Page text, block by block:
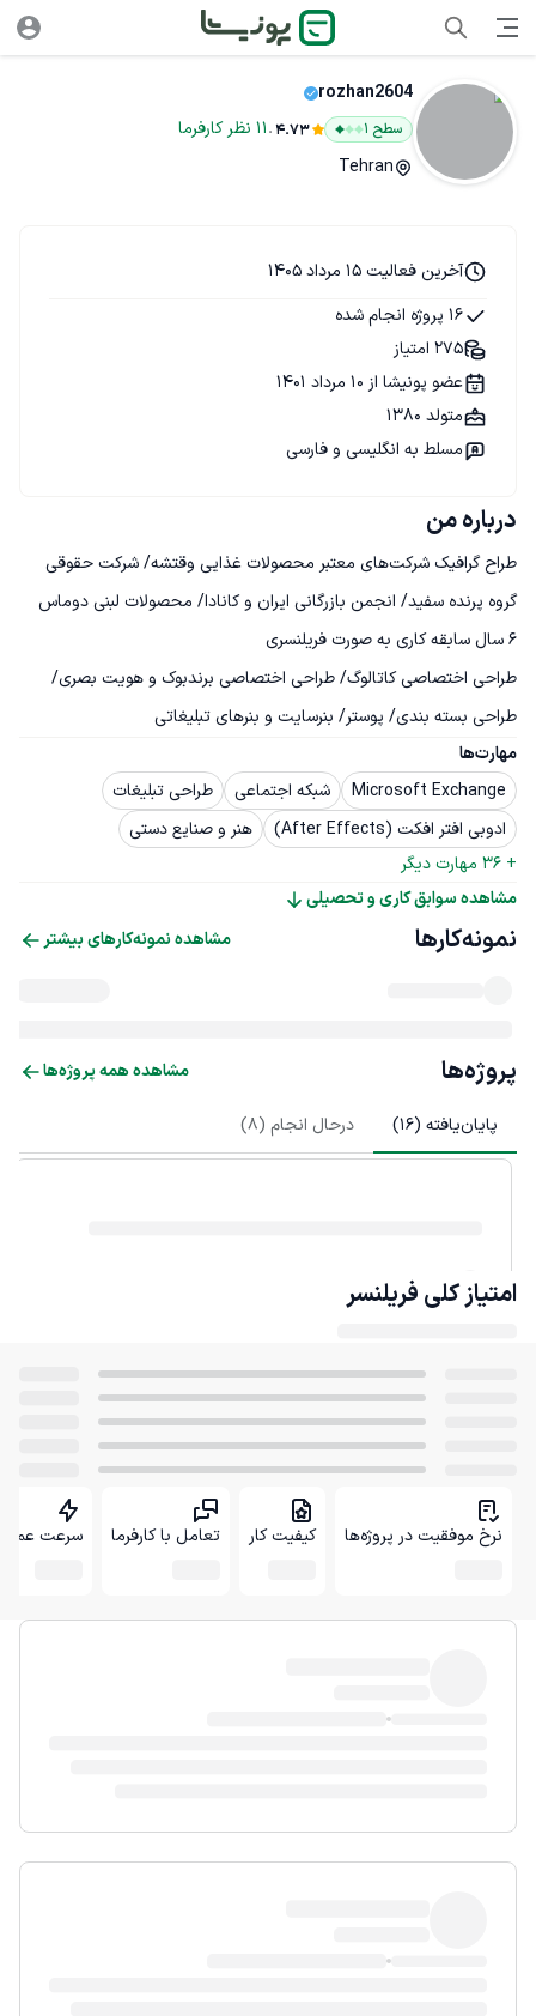
rozhan2604
سطح ۱ 4.73
.
11 نظر کارفرما
Tehran
درباره من
طراح گرافیک شرکت‌های معتبر محصولات غذایی وقتشه/ شرکت حقوقی
طراحی اختصاصی کاتالوگ/ طراحی اختصاصی برندبوک و هویت بصری/
طراحی بسته بندی/ پوستر/ بنرسایت و بنرهای تبلیغاتی
مهارت‌ها
Microsoft Exchange
شبکه اجتماعی
طراحی تبلیغات
ادوبی افتر افکت (After Effects)
هنر و صنایع دستی
+
36 مهارت دیگر
مشاهده سوابق کاری و تحصیلی
آخرین فعالیت 15 مرداد 1405
16 پروژه انجام شده
275 امتیاز
عضو پونیشا از 10 مرداد 1401
متولد 1380
مسلط به انگلیسی و فارسی
نمونه‌کارها مشاهده نمونه‌کارهای بیشتر
پروژه‌ها مشاهده همه پروژه‌ها
پایان‌یافته (16
) درحال انجام (8
)
امتیاز کلی فریلنسر
نرخ موفقیت در پروژه‌ها کیفیت کار تعامل با کارفرما سرعت عمل